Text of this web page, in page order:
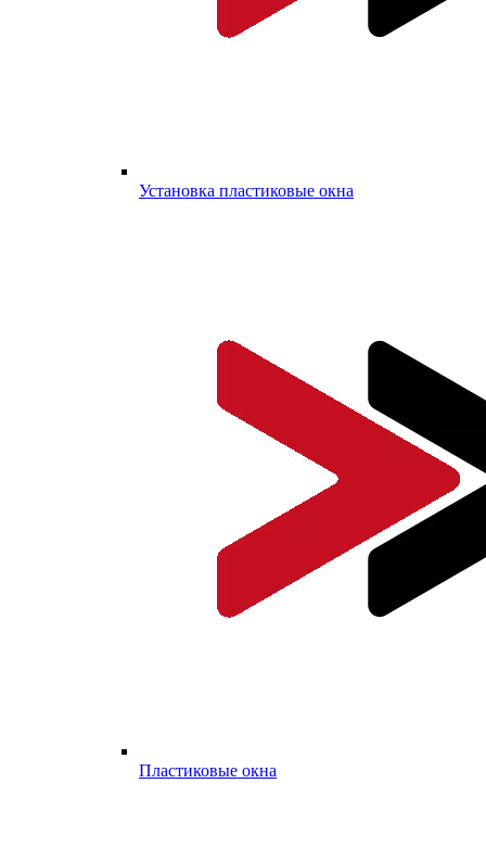
Установка пластиковые окна
Пластиковые окна